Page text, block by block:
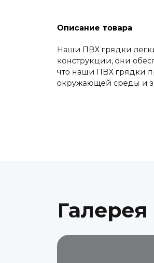
Описание товара
Наши ПВХ грядки
конструкции, они
что наши ПВХ грядки
окружающей среды и
Галерея